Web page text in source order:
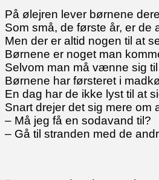
På ølejren lever børnene
Som små, de første år, er
Men der er altid nogen til at
Børnene er noget man
Selvom man må vænne sig
Børnene har førsteret i
En dag har de ikke lyst til at
Snart drejer det sig mere om
– Må jeg få en sodavand til?
– Gå til stranden med de